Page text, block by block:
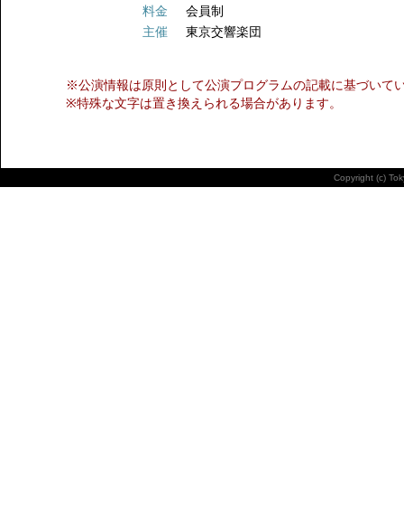
料金
会員制
主催
東京交響楽団
※公演情報は原則として公演プログラムの記載に基づいて
※特殊な文字は置き換えられる場合があります。
Copyright (c)